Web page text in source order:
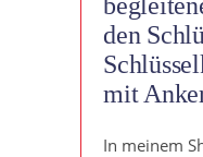
den
mit
In meinem